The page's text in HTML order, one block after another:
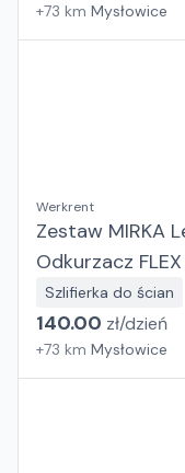
+73 km Mysłowice
Werkrent
Zestaw MIRKA
Odkurzacz
Szlifierka do ścian
140.00 zł/dzień
+73 km Mysłowice